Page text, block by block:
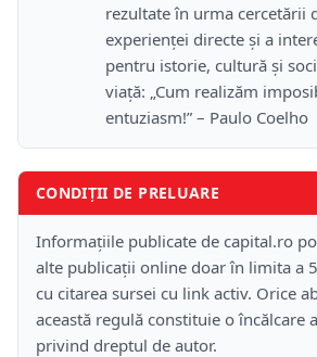
rezultate în urma cercetării
experienței directe și a
pentru istorie, cultură și
viață: „Cum realizăm
entuziasm!” – Paulo Coelho
CONDIȚII DE PRELUARE
Informațiile publicate de capital.ro
alte publicații online doar în limita a
cu citarea sursei cu link activ. Orice
această regulă constituie o încălcare
privind dreptul de autor.